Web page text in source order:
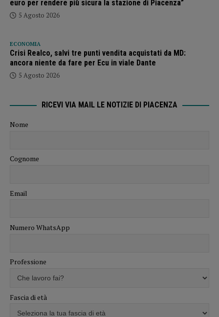
euro per rendere più sicura la stazione di Piacenza”
5 Agosto 2026
ECONOMIA
Crisi Realco, salvi tre punti vendita acquistati da MD:
ancora niente da fare per Ecu in viale Dante
5 Agosto 2026
RICEVI VIA MAIL LE NOTIZIE DI PIACENZA
Nome
Cognome
Email
Numero WhatsApp
Professione
Fascia di età